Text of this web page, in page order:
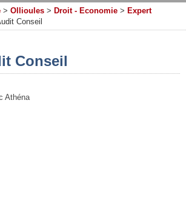
> Ollioules > Droit - Economie > Expert
Conseil
Conseil
Athéna